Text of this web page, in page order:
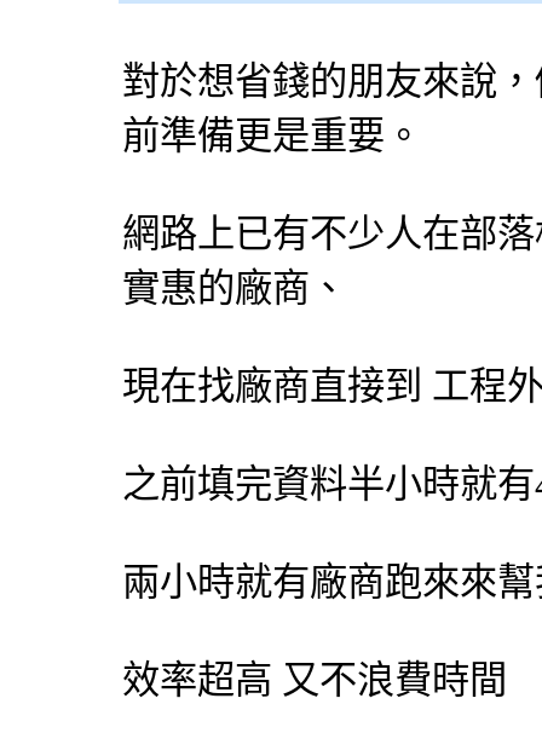
對於想省錢的朋友來說
前準備更是重要。
網路上已有不少人在部
實惠的廠商、
現在找廠商直接到 工程
之前填完資料半小時就
兩小時就有廠商跑來來
效率超高 又不浪費時間